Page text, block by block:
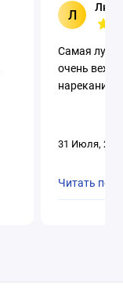
Л
Самая
очень
нареканий.
31 Июля,
Читать